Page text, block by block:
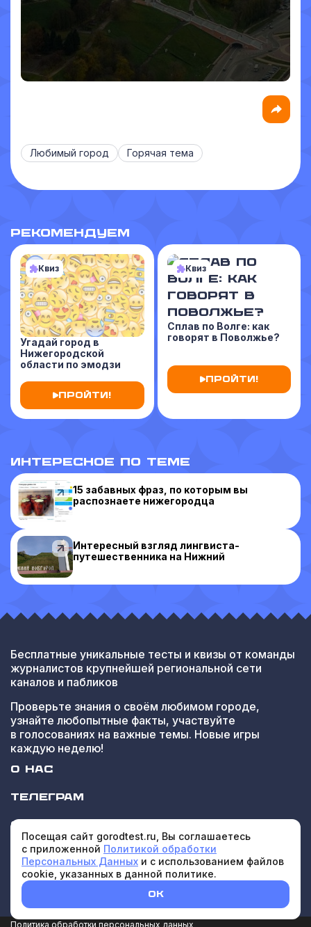
Любимый город Горячая тема
РЕКОМЕНДУЕМ
Квиз
Угадай город в
Нижегородской
области по эмодзи
ПРОЙТИ!
Квиз
Сплав по Волге: как
говорят в Поволжье?
ПРОЙТИ!
ИНТЕРЕСНОЕ ПО ТЕМЕ
15 забавных фраз, по которым вы
распознаете нижегородца
Интересный взгляд лингвиста-
путешественника на Нижний
Бесплатные уникальные тесты и квизы от команды
журналистов крупнейшей региональной сети
каналов и пабликов
Проверьте знания о своём любимом городе,
узнайте любопытные факты, участвуйте
в голосованиях на важные темы. Новые игры
каждую неделю!
О НАС
ТЕЛЕГРАМ
СОТРУДНИЧЕСТВО
Политика обработки персональных данных
Посещая сайт gorodtest.ru, Вы соглашаетесь
с приложенной Политикой обработки
Персональных Данных и с использованием файлов
cookie, указанных в данной политике.
OK